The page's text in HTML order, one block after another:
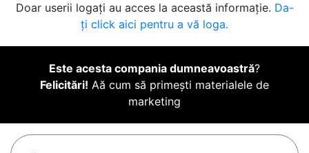
Doar userii logați au acces la această informație. Da-
ți click aici pentru a vă loga.
Este acesta compania dumneavoastră?
Felicitări! Aă cum să primești materialele de
marketing